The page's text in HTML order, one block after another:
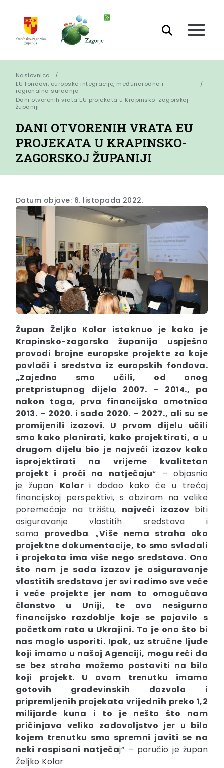
Naslovnica
EU fondovi, europske integracije, međunarodna i
regionalna suradnja
Dani otvorenih vrata EU projekata u Krapinsko-zagorskoj
županiji
DANI OTVORENIH VRATA EU
PROJEKATA U KRAPINSKO-
ZAGORSKOJ ŽUPANIJI
Datum objave: 6. listopada 2022.
Župan Željko Kolar istaknuo je kako je
Krapinsko-zagorska županija uspješno
provodi brojne europske projekte za koje
povlači i sredstva iz europskih fondova.
„Zajedno smo učili, od onog
pretpristupnog dijela 2007. – 2014., pa
nakon toga, prva financijska omotnica
2013. – 2020. i sada 2020. – 2027., ali su se
promijenili izazovi. U prvom dijelu učili
smo kako planirati, kako projektirati, a u
drugom dijelu bio je najveći izazov kako
isprojektirati na vrijeme kvalitetan
projekt i proći na natječaju“ – objasnio
je župan Kolari dodao kako će u trećoj
financijskoj perspektivi, s obzirom na velike
poremećaje na tržištu, najveći izazov biti
osiguravanje vlastitih sredstava i
sama provedba. „Više nema straha oko
projektne dokumentacije, to smo svladali
i projekata ima više nego sredstava. Ono
što nam je sada izazov je osiguravanje
vlastitih sredstava jer svi radimo sve veće
i veće projekte jer nam to omogućava
članstvo u Uniji, te ovo nesigurno
financijsko razdoblje koje se pojavilo s
početkom rata u Ukrajini. To je ono što bi
nas moglo usporiti. Ipak, uz stručne ljude
koji imamo u našoj Agenciji, mogu reći da
se bez straha možemo postaviti na bilo
koji projekt. U ovom trenutku imamo
gotovih građevinskih dozvola i
pripremljenih projekata vrijednih preko 1,2
milijarde kuna i to je nešto što nam
pričinjava veliko zadovoljstvo jer u bilo
kojem trenutku smo spremni javiti se na
neki raspisani natječaj“ – poručio je župan
Željko Kolar